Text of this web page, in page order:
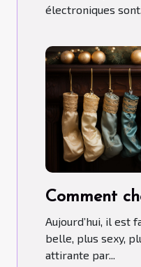
électroniques
Comment
Aujourd’hui, il est
belle, plus sexy,
attirante par...